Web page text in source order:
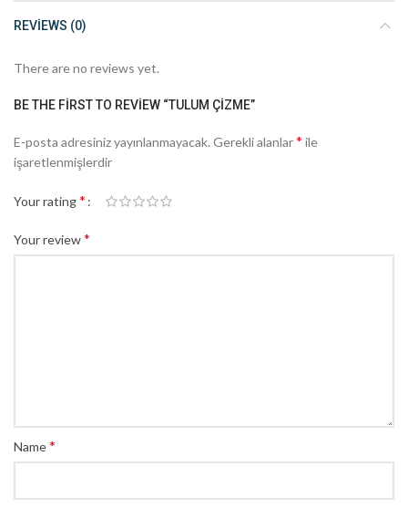
REVIEWS (0)
There are no reviews yet.
BE THE FIRST TO REVIEW “TULUM ÇIZME”
E-posta adresiniz yayınlanmayacak. Gerekli alanlar* ile
işaretlenmişlerdir
Your rating*
Your review*
Name*